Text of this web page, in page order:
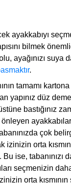
ayakkabıyı
bilmek
ayağınızı suya
.
tamamı kartona
yapınız düz
bastığınız
ayakkabılar
çok
izinizin orta
ise, tabanınızı
seçmenizin
orta kısmının